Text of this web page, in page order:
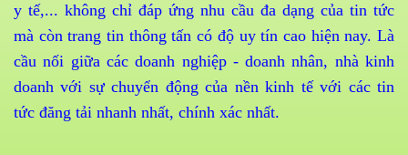
y tế,... không chỉ đáp ứng nhu cầu đa dạng của tin tức
mà còn trang tin thông tấn có độ uy tín cao hiện nay. Là
cầu nối giữa các doanh nghiệp - doanh nhân, nhà kinh
doanh với sự chuyển động của nền kinh tế với các tin
tức đăng tải nhanh nhất, chính xác nhất.